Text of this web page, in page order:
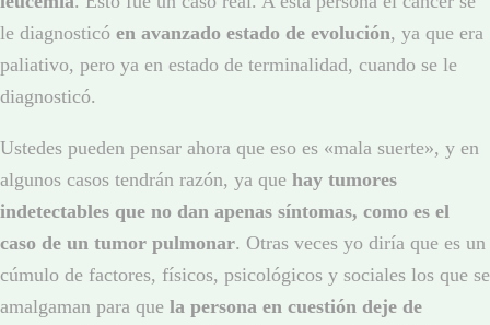
le diagnosticó en avanzado estado de evolución, ya que era
paliativo, pero ya en estado de terminalidad, cuando se le
diagnosticó.
Ustedes pueden pensar ahora que eso es «mala suerte», y en
algunos casos tendrán razón, ya que hay tumores
indetectables que no dan apenas síntomas, como es el
caso de un tumor pulmonar. Otras veces yo diría que es un
cúmulo de factores, físicos, psicológicos y sociales los que se
amalgaman para que la persona en cuestión deje de